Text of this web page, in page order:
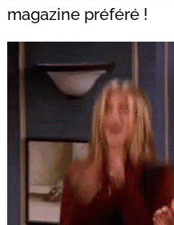
magazine préféré !